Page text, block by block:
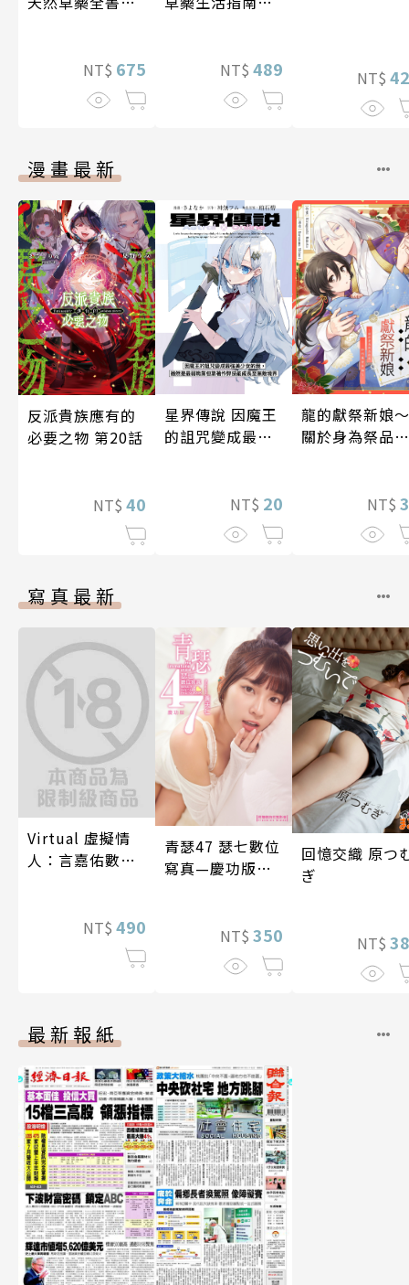
NT$ 675 NT$ 489 NT$
漫畫最新
反派貴族應有的
必要之物 第20話
NT$ 40
星界傳說 因魔王
的詛咒變成最強
靠著作弊技能成
長至無敵境界 第
NT$ 20
龍的獻祭新娘～
關於身為祭品的
NT$
寫真最新
Virtual 虛擬情
人：言嘉佑數位
NT$ 490
青瑟47 瑟七數位
寫真—慶功版
NT$ 350
回憶交織 原つ
ぎ
NT$
最新報紙